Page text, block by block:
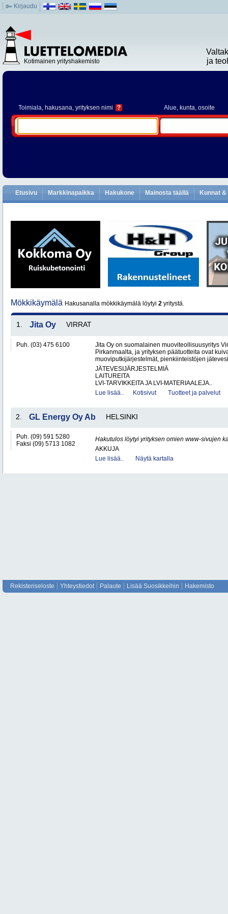
Kirjaudu
Kotimainen yrityshakemisto
ja
Toimiala, hakusana, yrityksen nimi ? Alue, kunta, osoite
Etusivu Markkinapaikka Hakukone Mainosta täällä Kunnat
Mökkikäymälä Hakusanalla mökkikäymälä löytyi 2 yritystä.
1. Jita Oy VIRRAT
Puh. (03) 475 6100
Jita Oy on suomalainen muoviteollisuusyritys
Pirkanmaalta, ja yrityksen päätuotteita ovat
muoviputkijärjestelmät, pienkiinteistöjen
JÄTEVESIJÄRJESTELMIÄ
LAITUREITA
LVI-TARVIKKEITA JA LVI-MATERIAALEJA..
Lue lisää..
Kotisivut Tuotteet ja palvelut
2. GL Energy Oy Ab HELSINKI
Puh. (09) 591 5280
Faksi (09) 5713 1082
Hakutulos löytyi yrityksen omien www-sivujen
AKKUJA
Lue lisää..
Näytä kartalla
Rekisteriseloste Yhteystiedot Palaute Lisää Suosikkeihin Hakemisto